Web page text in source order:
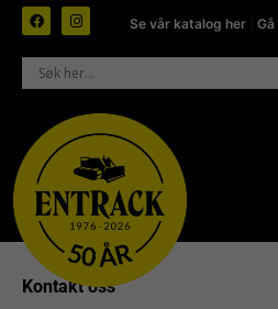
Se vår katalog her |
Kontakt oss